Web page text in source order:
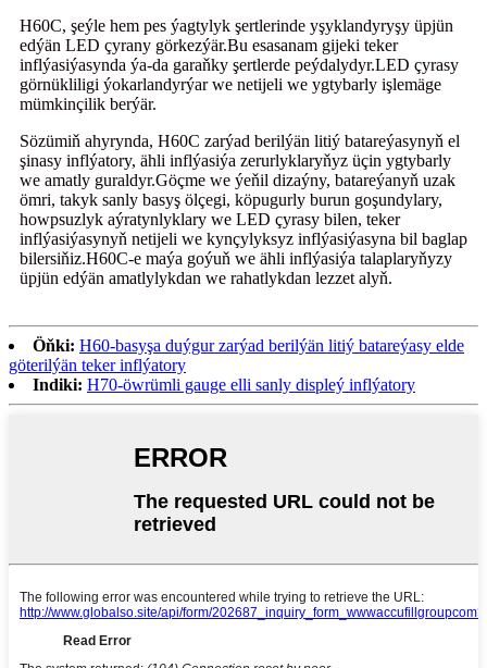
H60C, şeýle hem pes ýagtylyk şertlerinde yşyklandyryşy üpjün
edýän LED çyrany görkezýär.Bu esasanam gijeki teker
inflýasiýasynda ýa-da garaňky şertlerde peýdalydyr.LED çyrasy
görnükliligi ýokarlandyrýar we netijeli we ygtybarly işlemäge
mümkinçilik berýär.
Sözümiň ahyrynda, H60C zarýad berilýän litiý batareýasynyň el
şinasy inflýatory, ähli inflýasiýa zerurlyklaryňyz üçin ygtybarly
we amatly guraldyr.Göçme we ýeňil dizaýny, batareýanyň uzak
ömri, takyk sanly basyş ölçegi, köpugurly burun goşundylary,
howpsuzlyk aýratynlyklary we LED çyrasy bilen, teker
inflýasiýasynyň netijeli we kynçylyksyz inflýasiýasyna bil baglap
bilersiňiz.H60C-e maýa goýuň we ähli inflýasiýa talaplaryňyzy
üpjün edýän amatlylykdan we rahatlykdan lezzet alyň.
Öňki: H60-basyşa duýgur zarýad berilýän litiý batareýasy elde
göterilýän teker inflýatory
Indiki: H70-öwrümli gauge elli sanly displeý inflýatory